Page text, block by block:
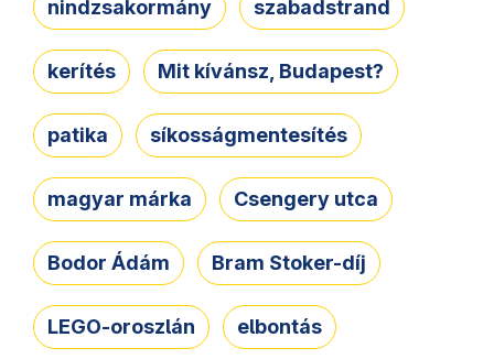
nindzsakormány szabadstrand
kerítés Mit kívánsz, Budapest?
patika síkosságmentesítés
magyar márka Csengery utca
Bodor Ádám Bram Stoker-díj
LEGO-oroszlán elbontás